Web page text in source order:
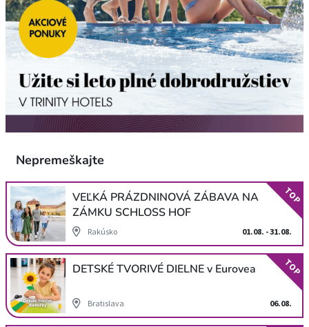
Nepremeškajte
VEĽKÁ PRÁZDNINOVÁ ZÁBAVA NA
ZÁMKU SCHLOSS HOF
Rakúsko 01.08. - 31.08.
TOP
DETSKÉ TVORIVÉ DIELNE v Eurovea
Bratislava 06.08.
TOP